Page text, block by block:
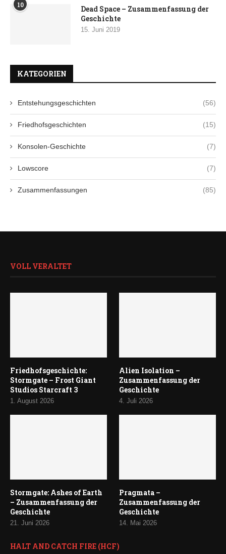
10
Dead Space – Zusammenfassung der
Geschichte
15. Juni 2019
KATEGORIEN
Entstehungsgeschichten (56)
Friedhofsgeschichten (15)
Konsolen-Geschichte (7)
Lowscore (7)
Zusammenfassungen (85)
VOLL VERALTET
Friedhofsgeschichte:
Stormgate – Frost Giant
Studios Starcraft 3
1. August 2026
Alien Isolation –
Zusammenfassung der
Geschichte
4. Juli 2026
Stormgate: Ashes of Earth
– Zusammenfassung der
Geschichte
21. Juni 2026
Pragmata –
Zusammenfassung der
Geschichte
14. Mai 2026
HALT AND CATCH FIRE (HCF)